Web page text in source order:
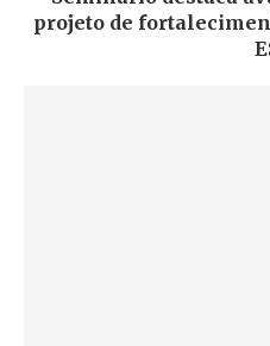
projeto de